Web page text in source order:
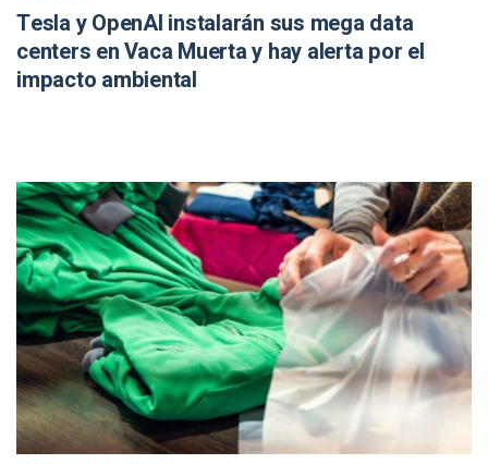
Tesla y OpenAI instalarán sus mega data
centers en Vaca Muerta y hay alerta por el
impacto ambiental